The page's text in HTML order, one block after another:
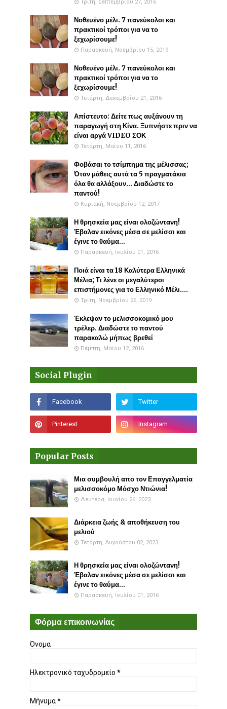
Τρίτη, Σεπτεμβρίου 27, 2016
Νοθευένο μέλι. 7 πανεύκολοι και
πρακτικοί τρόποι για να το
ξεχωρίσουμε!
Παρασκευή, Νοεμβρίου 15, 2019
Νοθευένο μέλι. 7 πανεύκολοι και
πρακτικοί τρόποι για να το
ξεχωρίσουμε!
Τετάρτη, Δεκεμβρίου 21, 2016
Απίστευτο: Δείτε πως αυξάνουν τη
παραγωγή στη Κίνα. Ξυπνήστε πριν να
είναι αργά VIDEO ΣΟΚ
Τετάρτη, Μαΐου 11, 2016
Φοβάσαι το τσίμπημα της μέλισσας;
Όταν μάθεις αυτά τα 5 πραγματάκια
όλα θα αλλάξουν... Διαδώστε το
παντού!
Κυριακή, Νοεμβρίου 12, 2017
Η θρησκεία μας είναι ολοζώντανη!
Έβαλαν εικόνες μέσα σε μελίσσι και
έγινε το θαύμα...
Παρασκευή, Ιουλίου 01, 2016
Ποιά είναι τα 18 Καλύτερα Ελληνικά
Μέλια; Τι λένε οι μεγαλύτεροι
επιστήμονες για το Ελληνικό Μέλι....
Τρίτη, Νοεμβρίου 26, 2019
Έκλεψαν το μελισσοκομικό μου
τρέλερ. Διαδώστε το παντού
παρακαλώ μήπως βρεθεί
Πέμπτη, Μαΐου 12, 2016
Social Plugin
Popular Posts
Μια συμβουλή απο τον Επαγγελματία
μελισσοκόμο Μόσχο Ντιώνια!
Δευτέρα, Ιουνίου 26, 2023
Διάρκεια ζωής & αποθήκευση του
μελιού
Τετάρτη, Αυγούστου 02, 2023
Η θρησκεία μας είναι ολοζώντανη!
Έβαλαν εικόνες μέσα σε μελίσσι και
έγινε το θαύμα...
Παρασκευή, Ιουλίου 01, 2016
Φόρμα επικοινωνίας
Όνομα
Ηλεκτρονικό ταχυδρομείο *
Μήνυμα*